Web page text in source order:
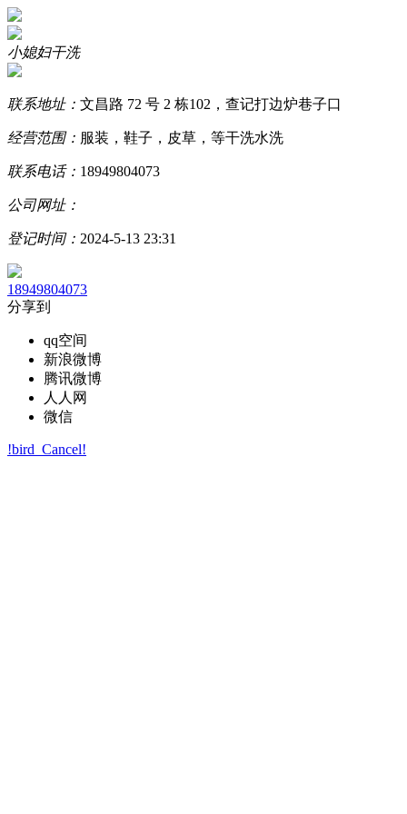
小媳妇干洗
联系地址： 文昌路 72 号 2 栋102，查记打边炉巷子口
经营范围： 服装，鞋子，皮草，等干洗水洗
联系电话： 18949804073
公司网址：
登记时间： 2024-5-13 23:31
18949804073
分享到
qq空间
新浪微博
腾讯微博
人人网
微信
!bird_Cancel!